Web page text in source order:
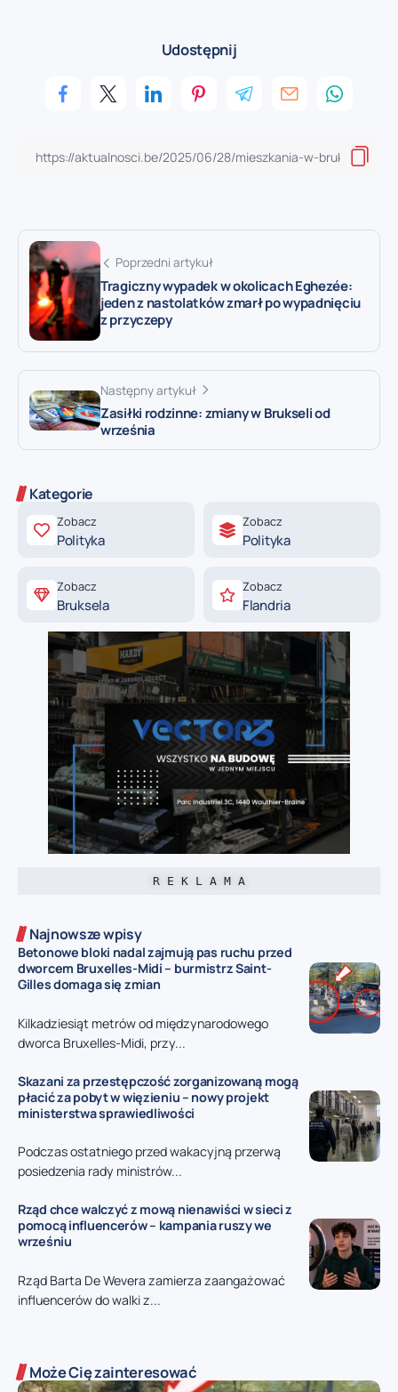
Udostępnij
Poprzedni artykuł
Tragiczny wypadek w okolicach Eghezée:
jeden z nastolatków zmarł po wypadnięciu
z przyczepy
Następny artykuł
Zasiłki rodzinne: zmiany w Brukseli od
września
Kategorie
Zobacz
Polityka
Zobacz
Polityka
Zobacz
Bruksela
Zobacz
Flandria
R E K L A M A
Najnowsze wpisy
Betonowe bloki nadal zajmują pas ruchu przed
dworcem Bruxelles-Midi – burmistrz Saint-
Gilles domaga się zmian
Kilkadziesiąt metrów od międzynarodowego
dworca Bruxelles-Midi, przy...
Skazani za przestępczość zorganizowaną mogą
płacić za pobyt w więzieniu – nowy projekt
ministerstwa sprawiedliwości
Podczas ostatniego przed wakacyjną przerwą
posiedzenia rady ministrów...
Rząd chce walczyć z mową nienawiści w sieci z
pomocą influencerów – kampania ruszy we
wrześniu
Rząd Barta De Wevera zamierza zaangażować
influencerów do walki z...
Może Cię zainteresować